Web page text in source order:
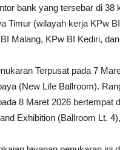
bank yang tersebar di 38
Timur (wilayah kerja KPw
Malang, KPw BI Kediri,
Terpusat pada 7
(New Life Ballroom).
8 Maret 2026 bertempat
Exhibition (Ballroom Lt.